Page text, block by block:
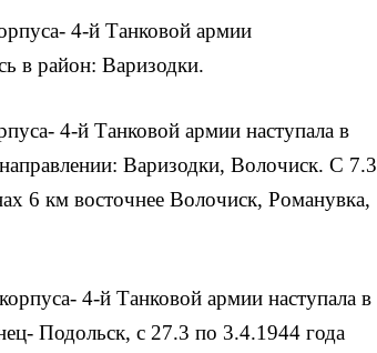
4-й Танковой армии
в район: Варизодки.
4-й Танковой армии наступала в
Варизодки, Волочиск. С 7.3
6 км восточнее Волочиск, Романувка,
4-й Танковой армии наступала в
Подольск, с 27.3 по 3.4.1944 года